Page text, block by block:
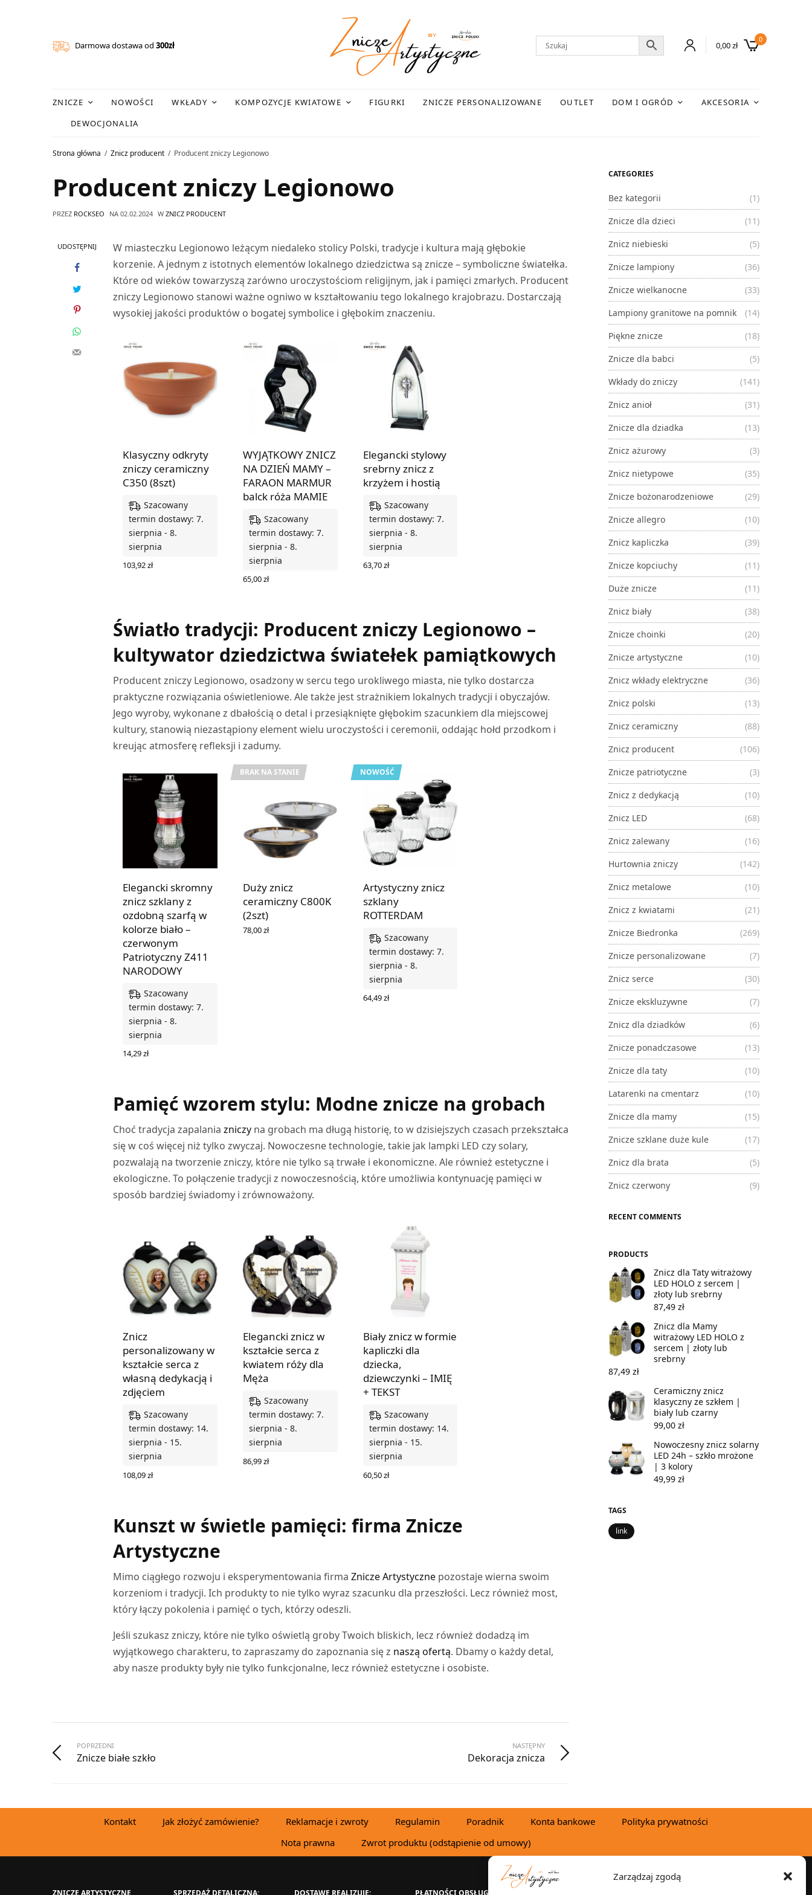
Zarządzaj zgodą
Darmowa dostawa od300zł 0,00zł
0
ZNICZE NOWOŚCI WKŁADY KOMPOZYCJE KWIATOWE FIGURKI ZNICZE PERSONALIZOWANE OUTLET DOM I OGRÓD
AKCESORIA
DEWOCJONALIA
Strona główna Znicz producent Producent zniczy Legionowo
Producent zniczy Legionowo
PRZEZ ROCKSEO NA 02.02.2024 W ZNICZ PRODUCENT
UDOSTĘPNIJ
W miasteczku Legionowo leżącym niedaleko stolicy Polski, tradycje i kultura mają głębokie
korzenie. A jednym z istotnych elementów lokalnego dziedzictwa są znicze – symboliczne światełka.
Które od wieków towarzyszą zarówno uroczystościom religijnym, jak i pamięci zmarłych. Producent
zniczy Legionowo stanowi ważne ogniwo w kształtowaniu tego lokalnego krajobrazu. Dostarczają
wysokiej jakości produktów o bogatej symbolice i głębokim znaczeniu.
Klasyczny odkryty
zniczy ceramiczny
C350 (8szt)
Szacowany
termin dostawy: 7.
sierpnia - 8.
sierpnia
103,92zł
WYJĄTKOWY ZNICZ
NA DZIEŃ MAMY –
FARAON MARMUR
balck róża MAMIE
Szacowany
termin dostawy: 7.
sierpnia - 8.
sierpnia
65,00zł
Elegancki stylowy
srebrny znicz z
krzyżem i hostią
Szacowany
termin dostawy: 7.
sierpnia - 8.
sierpnia
63,70zł
Światło tradycji: Producent zniczy Legionowo –
kultywator dziedzictwa światełek pamiątkowych
Producent zniczy Legionowo, osadzony w sercu tego urokliwego miasta, nie tylko dostarcza
praktyczne rozwiązania oświetleniowe. Ale także jest strażnikiem lokalnych tradycji i obyczajów.
Jego wyroby, wykonane z dbałością o detal i przesiąknięte głębokim szacunkiem dla miejscowej
kultury, stanowią niezastąpiony element wielu uroczystości i ceremonii, oddając hołd przodkom i
kreując atmosferę refleksji i zadumy.
Elegancki skromny
znicz szklany z
ozdobną szarfą w
kolorze biało –
czerwonym
Patriotyczny Z411
NARODOWY
Szacowany
termin dostawy: 7.
sierpnia - 8.
sierpnia
14,29zł
BRAK NA STANIE
Duży znicz
ceramiczny C800K
(2szt)
78,00zł
NOWOŚĆ
Artystyczny znicz
szklany
ROTTERDAM
Szacowany
termin dostawy: 7.
sierpnia - 8.
sierpnia
64,49zł
Pamięć wzorem stylu: Modne znicze na grobach
Choć tradycja zapalaniazniczy na grobach ma długą historię, to w dzisiejszych czasach przekształca
się w coś więcej niż tylko zwyczaj. Nowoczesne technologie, takie jak lampki LED czy solary,
pozwalają na tworzenie zniczy, które nie tylko są trwałe i ekonomiczne. Ale również estetyczne i
ekologiczne. To połączenie tradycji z nowoczesnością, które umożliwia kontynuację pamięci w
sposób bardziej świadomy i zrównoważony.
Znicz
personalizowany w
kształcie serca z
własną dedykacją i
zdjęciem
Szacowany
termin dostawy: 14.
sierpnia - 15.
sierpnia
108,09zł
Elegancki znicz w
kształcie serca z
kwiatem róży dla
Męża
Szacowany
termin dostawy: 7.
sierpnia - 8.
sierpnia
86,99zł
Biały znicz w formie
kapliczki dla
dziecka,
dziewczynki – IMIĘ
+ TEKST
Szacowany
termin dostawy: 14.
sierpnia - 15.
sierpnia
60,50zł
Kunszt w świetle pamięci: firma Znicze
Artystyczne
Mimo ciągłego rozwoju i eksperymentowania firmaZnicze Artystyczne pozostaje wierna swoim
korzeniom i tradycji. Ich produkty to nie tylko wyraz szacunku dla przeszłości. Lecz również most,
który łączy pokolenia i pamięć o tych, którzy odeszli.
Jeśli szukasz zniczy, które nie tylko oświetlą groby Twoich bliskich, lecz również dodadzą im
wyjątkowego charakteru, to zapraszamy do zapoznania się z naszą ofertą. Dbamy o każdy detal,
aby nasze produkty były nie tylko funkcjonalne, lecz również estetyczne i osobiste.
POPRZEDNI
Znicze białe szkło
NASTĘPNY
Dekoracja znicza
CATEGORIES
Bez kategorii
(1)
Znicze dla dzieci
(11)
Znicz niebieski
(5)
Znicze lampiony
(36)
Znicze wielkanocne
(33)
Lampiony granitowe na pomnik
(14)
Piękne znicze
(18)
Znicze dla babci
(5)
Wkłady do zniczy
(141)
Znicz anioł
(31)
Znicze dla dziadka
(13)
Znicz ażurowy
(3)
Znicz nietypowe
(35)
Znicze bożonarodzeniowe
(29)
Znicze allegro
(10)
Znicz kapliczka
(39)
Znicze kopciuchy
(11)
Duże znicze
(11)
Znicz biały
(38)
Znicze choinki
(20)
Znicze artystyczne
(10)
Znicz wkłady elektryczne
(36)
Znicz polski
(13)
Znicz ceramiczny
(88)
Znicz producent
(106)
Znicze patriotyczne
(3)
Znicz z dedykacją
(10)
Znicz LED
(68)
Znicz zalewany
(16)
Hurtownia zniczy
(142)
Znicz metalowe
(10)
Znicz z kwiatami
(21)
Znicze Biedronka
(269)
Znicze personalizowane
(7)
Znicz serce
(30)
Znicze ekskluzywne
(7)
Znicz dla dziadków
(6)
Znicze ponadczasowe
(13)
Znicze dla taty
(10)
Latarenki na cmentarz
(10)
Znicze dla mamy
(15)
Znicze szklane duże kule
(17)
Znicz dla brata
(5)
Znicz czerwony
(9)
RECENT COMMENTS
PRODUCTS
Znicz dla Taty witrażowy
LED HOLO z sercem |
złoty lub srebrny
87,49 zł
Znicz dla Mamy
witrażowy LED HOLO z
sercem | złoty lub
srebrny
87,49 zł
Ceramiczny znicz
klasyczny ze szkłem |
biały lub czarny
99,00 zł
Nowoczesny znicz solarny
LED 24h – szkło mrożone
| 3 kolory
49,99 zł
TAGS
link
Kontakt Jak złożyć zamówienie? Reklamacje i zwroty Regulamin Poradnik Konta bankowe
Polityka prywatności
Nota prawna
Zwrot produktu (odstąpienie od umowy)
ZNICZE ARTYSTYCZNE SPRZEDAŻ DETALICZNA: DOSTAWĘ REALIZUJE: PŁATNOŚCI OBSŁUGUJE: